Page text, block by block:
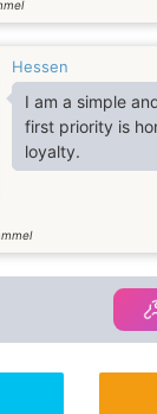
Hessen
I am a simple
first priority is
loyalty.